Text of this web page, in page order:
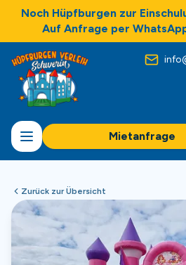
Noch Hüpfburgen zur
Auf Anfrage per
Mietanfrage
Zurück zur Übersicht